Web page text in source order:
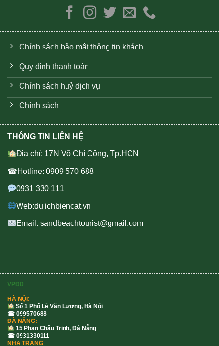
Chính sách bảo mật thông tin khách
Quy định thanh toán
Chính sách huỷ dịch vụ
Chính sách
THÔNG TIN LIÊN HỆ
Địa chỉ: 17N Võ Chí Công, Tp.HCN
☎Hotline: 0909 570 688
0931 330 111
Web:dulichbiencat.vn
Email: sandbeachtourist@gmail.com
VPĐD
HÀ NỘI:
Số 1 Phố Lê Văn Lương, Hà Nội
☎ 099570688
ĐÀ NẴNG:
15 Phan Châu Trinh, Đà Nẵng
☎ 0931330111
NHA TRANG: